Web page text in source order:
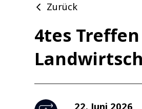
Zurück
4tes
22. Juni 2026